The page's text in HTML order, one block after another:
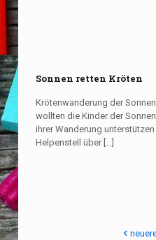
Sonnen retten Kröten
Krötenwanderung der
wollten die Kinder der
ihrer Wanderung
Helpenstell über[…]